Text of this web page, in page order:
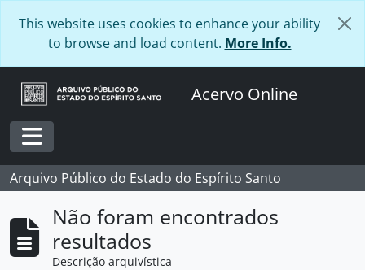
This website uses cookies to enhance your ability
to browse and load content. More Info.
Acervo Online
Toggle navigation
Arquivo Público do Estado do Espírito Santo
Não foram encontrados
resultados
Descrição arquivística